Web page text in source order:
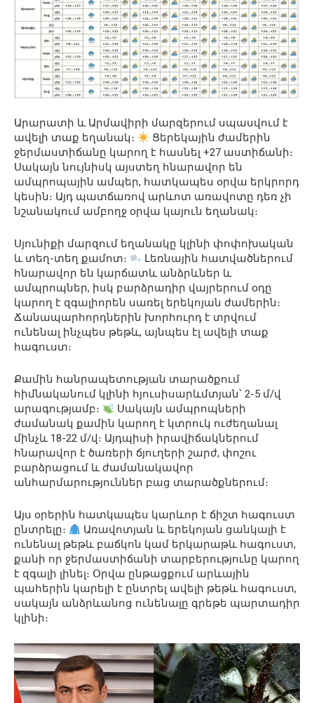
Արարատի և Արմավիրի մարզերում սպասվում է
ավելի տաք եղանակ։
Ցերեկային ժամերին
ջերմաստիճանը կարող է հասնել +27 աստիճանի։
Սակայն նույնիսկ այստեղ հնարավոր են
ամպրոպային ամպեր, հատկապես օրվա երկրորդ
կեսին։ Այդ պատճառով արևոտ առավոտը դեռ չի
նշանակում ամբողջ օրվա կայուն եղանակ։
Սյունիքի մարզում եղանակը կլինի փոփոխական
և տեղ-տեղ քամոտ։
Լեռնային հատվածներում
հնարավոր են կարճատև անձրևներ և
ամպրոպներ, իսկ բարձրադիր վայրերում օդը
կարող է զգալիորեն սառել երեկոյան ժամերին։
Ճանապարհորդներին խորհուրդ է տրվում
ունենալ ինչպես թեթև, այնպես էլ ավելի տաք
հագուստ։
Քամին հանրապետության տարածքում
հիմնականում կլինի հյուսիսարևմտյան՝ 2-5 մ/վ
արագությամբ։
Սակայն ամպրոպների
ժամանակ քամին կարող է կտրուկ ուժեղանալ
մինչև 18-22 մ/վ։ Այդպիսի իրավիճակներում
հնարավոր է ծառերի ճյուղերի շարժ, փոշու
բարձրացում և ժամանակավոր
անհարմարություններ բաց տարածքներում։
Այս օրերին հատկապես կարևոր է ճիշտ հագուստ
ընտրելը։
Առավոտյան և երեկոյան ցանկալի է
ունենալ թեթև բաճկոն կամ երկարաթև հագուստ,
քանի որ ջերմաստիճանի տարբերությունը կարող
է զգալի լինել։ Օրվա ընթացքում արևային
պահերին կարելի է ընտրել ավելի թեթև հագուստ,
սակայն անձրևանոց ունենալը գրեթե պարտադիր
կլինի։